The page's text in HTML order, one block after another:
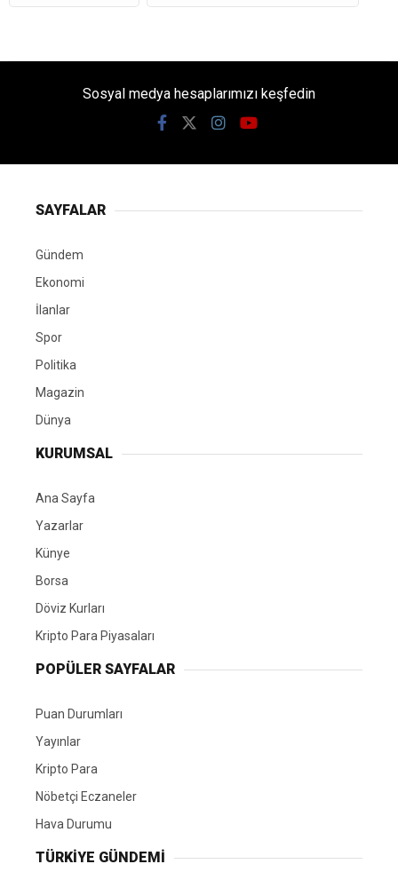
Sosyal medya hesaplarımızı keşfedin
SAYFALAR
Gündem
Ekonomi
İlanlar
Spor
Politika
Magazin
Dünya
KURUMSAL
Ana Sayfa
Yazarlar
Künye
Borsa
Döviz Kurları
Kripto Para Piyasaları
POPÜLER SAYFALAR
Puan Durumları
Yayınlar
Kripto Para
Nöbetçi Eczaneler
Hava Durumu
TÜRKIYE GÜNDEMI